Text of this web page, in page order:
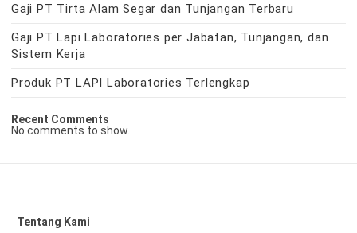
Gaji PT Tirta Alam Segar dan Tunjangan Terbaru
Gaji PT Lapi Laboratories per Jabatan, Tunjangan, dan
Sistem Kerja
Produk PT LAPI Laboratories Terlengkap
Recent Comments
No comments to show.
Tentang Kami